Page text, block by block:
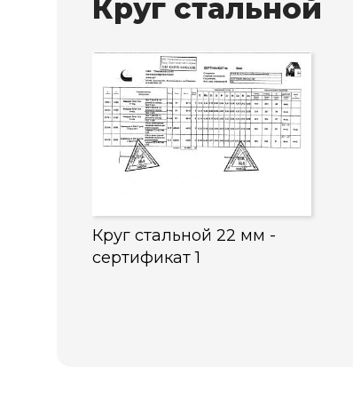
Круг стальной
Круг стальной 22 мм -
сертификат 1